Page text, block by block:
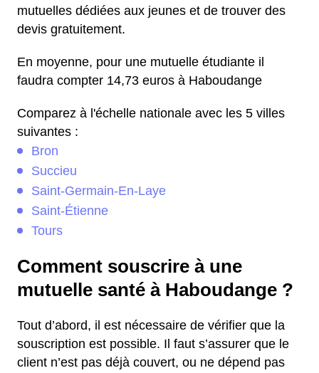
mutuelles dédiées aux jeunes et de trouver des
devis gratuitement.
En moyenne, pour une mutuelle étudiante il
faudra compter 14,73 euros à Haboudange
Comparez à l'échelle nationale avec les 5 villes
suivantes :
Bron
Succieu
Saint-Germain-En-Laye
Saint-Étienne
Tours
Comment souscrire à une
mutuelle santé à Haboudange ?
Tout d’abord, il est nécessaire de vérifier que la
souscription est possible. Il faut s’assurer que le
client n’est pas déjà couvert, ou ne dépend pas